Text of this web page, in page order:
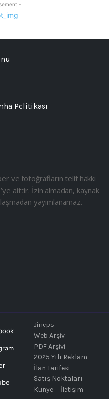
-
ve fotoğrafların telif hakkı
aittir. İzin almadan, kaynak
yayımlanamaz.
Politikası
Jineps
Web Arşivi
PDF Arşivi
2025 Yılı Reklam-
İlan Tarifesi
Satış Noktaları
Künye
İletişim